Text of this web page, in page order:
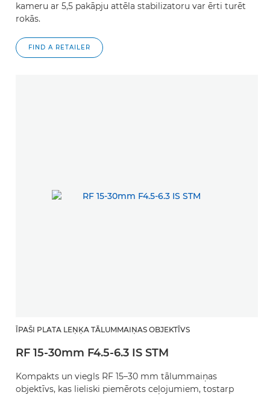
kameru ar 5,5 pakāpju attēla stabilizatoru var ērti turēt
rokās.
FIND A RETAILER
ĪPAŠI PLATA LEŅĶA TĀLUMMAIŅAS OBJEKTĪVS
RF 15-30mm F4.5-6.3 IS STM
Kompakts un viegls RF 15–30 mm tālummaiņas
objektīvs, kas lieliski piemērots ceļojumiem, tostarp